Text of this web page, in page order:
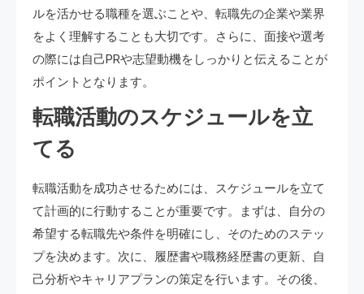
ルを活かせる職種を選ぶことや、転職先の企業や業界
をよく理解することも大切です。さらに、面接や選考
の際には自己PRや志望動機をしっかりと伝えることが
ポイントとなります。
転職活動のスケジュールを立
てる
転職活動を成功させるためには、スケジュールを立て
て計画的に行動することが重要です。まずは、自分の
希望する転職先や条件を明確にし、そのためのステッ
プを決めます。次に、履歴書や職務経歴書の更新、自
己分析やキャリアプランの策定を行います。その後、